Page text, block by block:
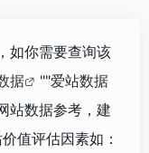
如你需要查询该
据 ""爱站数据
站数据参考，建
值评估因素如：